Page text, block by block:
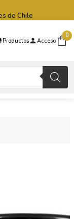
Productos Acceso
0
de Chile